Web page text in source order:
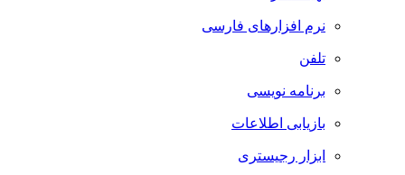
نرم افزارهای فارسی
تلفن
برنامه نویسی
بازیابی اطلاعات
ابزار رجیستری